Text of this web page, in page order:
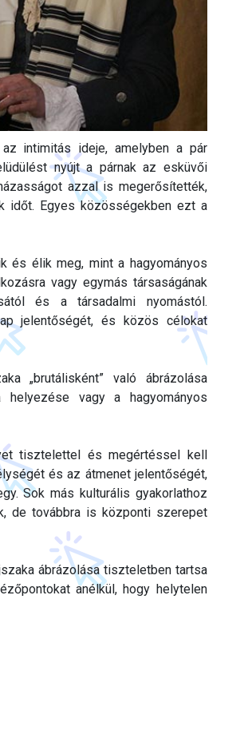
intimitás ideje, amelyben a pár
nyújt a párnak az esküvői
azzal is megerősítették,
időt. Egyes közösségekben ezt a
és élik meg, mint a hagyományos
vagy egymás társaságának
és a társadalmi nyomástól.
jelentőségét, és közös célokat
„brutálisként” való ábrázolása
vagy a hagyományos
tisztelettel és megértéssel kell
és az átmenet jelentőségét,
Sok más kulturális gyakorlathoz
de továbbra is központi szerepet
ábrázolása tiszteletben tartsa
anélkül, hogy helytelen